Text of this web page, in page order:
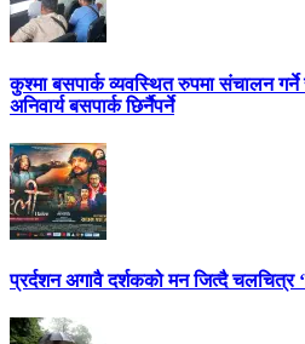
कुश्मा बसपार्क व्यवस्थित रुपमा संचालन
अनिवार्य बसपार्क छिर्नैपर्ने
प्रर्दशन अगावै दर्शकको मन जित्दै चलचित्र